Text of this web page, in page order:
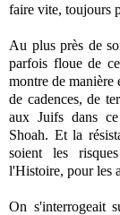
faire vite, toujours
Au plus près de
parfois floue de
montre de manière
de cadences, de
aux Juifs dans
Shoah. Et la
soient les
l'Histoire, pour les
On s'interrogeait